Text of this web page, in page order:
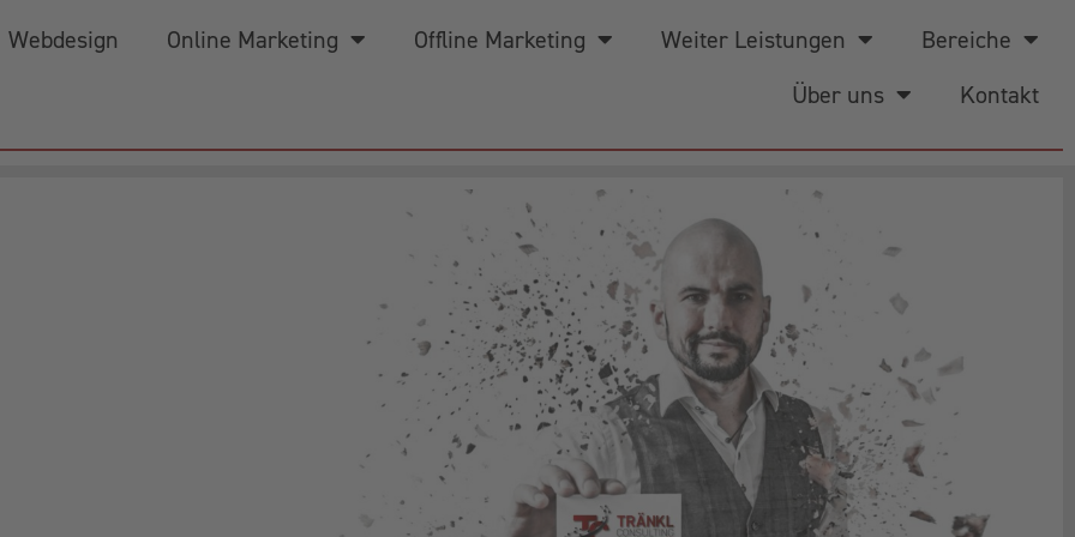
Webdesign Online Marketing Offline Marketing Weiter Leistungen
Bereiche
Über uns
Kontakt